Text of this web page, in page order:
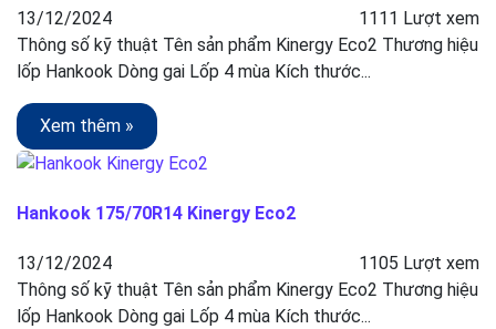
13/12/2024
1111 Lượt xem
Thông số kỹ thuật Tên sản phẩm Kinergy Eco2 Thương hiệu
lốp Hankook Dòng gai Lốp 4 mùa Kích thước...
Xem thêm »
Hankook 175/70R14 Kinergy Eco2
13/12/2024
1105 Lượt xem
Thông số kỹ thuật Tên sản phẩm Kinergy Eco2 Thương hiệu
lốp Hankook Dòng gai Lốp 4 mùa Kích thước...